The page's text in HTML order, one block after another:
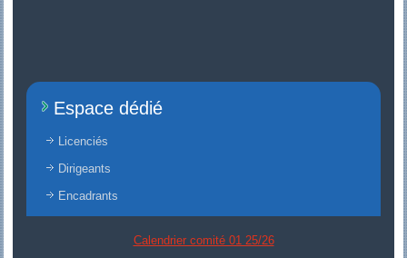
Espace dédié
Licenciés
Dirigeants
Encadrants
Calendrier comité 01 25/26